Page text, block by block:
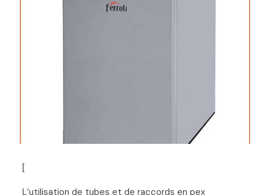
[
L’utilisation de tubes et de raccords en pex